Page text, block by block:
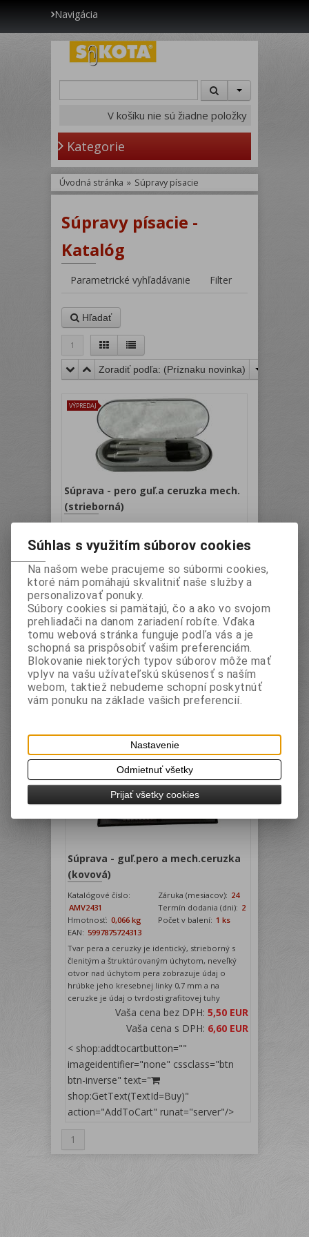
Navigácia
V košíku nie sú žiadne položky
Kategorie
Úvodná stránka » Súpravy písacie
Súpravy písacie -
Katalóg
Parametrické vyhľadávanie Filter
Hľadať
1
Zoradiť podľa: (Príznaku novinka)
VÝPREDAJ
Súprava - pero guľ.a ceruzka mech.
(strieborná)
Termín dodania (dni):
Hmotnosť: 0,09 kg Počet v balení:10 ks
5997875719234
plastové, s matným striebristým povrchom a
masívnym pogumovaným úchytom, sada je k
dispozícii v plastovej krabičke s priehľadným
krytom, pero 0,7 mm, ceruzka 0,5 mm
Vaša cena bez DPH:3 EUR
Vaša cena s DPH:3,60 EUR
< shop:addtocartbutton=""
imageidentifier="none" cssclass="btn
action="AddToCart" runat="server"/>
Súprava - guľ.pero a mech.ceruzka
(kovová)
Katalógové číslo:
AMV2431
Záruka (mesiacov): 24
Termín dodania (dni): 2
Hmotnosť: 0,066 kg Počet v balení: 1 ks
EAN: 5997875724313
Tvar pera a ceruzky je identický, strieborný s
členitým a štruktúrovaným úchytom, neveľký
otvor nad úchytom pera zobrazuje údaj o
hrúbke jeho kresebnej linky 0,7 mm a na
ceruzke je údaj o tvrdosti grafitovej tuhy
Vaša cena bez DPH:5,50 EUR
Vaša cena s DPH: 6,60 EUR
< shop:addtocartbutton=""
imageidentifier="none" cssclass="btn
btn-inverse" text="
shop:GetText(TextId=Buy)"
action="AddToCart" runat="server"/>
1
Súhlas s využitím súborov cookies
Na našom webe pracujeme so súbormi cookies,
ktoré nám pomáhajú skvalitniť naše služby a
personalizovať ponuky.
Súbory cookies si pamätajú, čo a ako vo svojom
prehliadači na danom zariadení robíte. Vďaka
tomu webová stránka funguje podľa vás a je
schopná sa prispôsobiť vašim preferenciám.
Blokovanie niektorých typov súborov môže mať
vplyv na vašu užívateľskú skúsenosť s naším
webom, taktiež nebudeme schopní poskytnúť
vám ponuku na základe vašich preferencií.
Nastavenie
Odmietnuť všetky
Prijať všetky cookies